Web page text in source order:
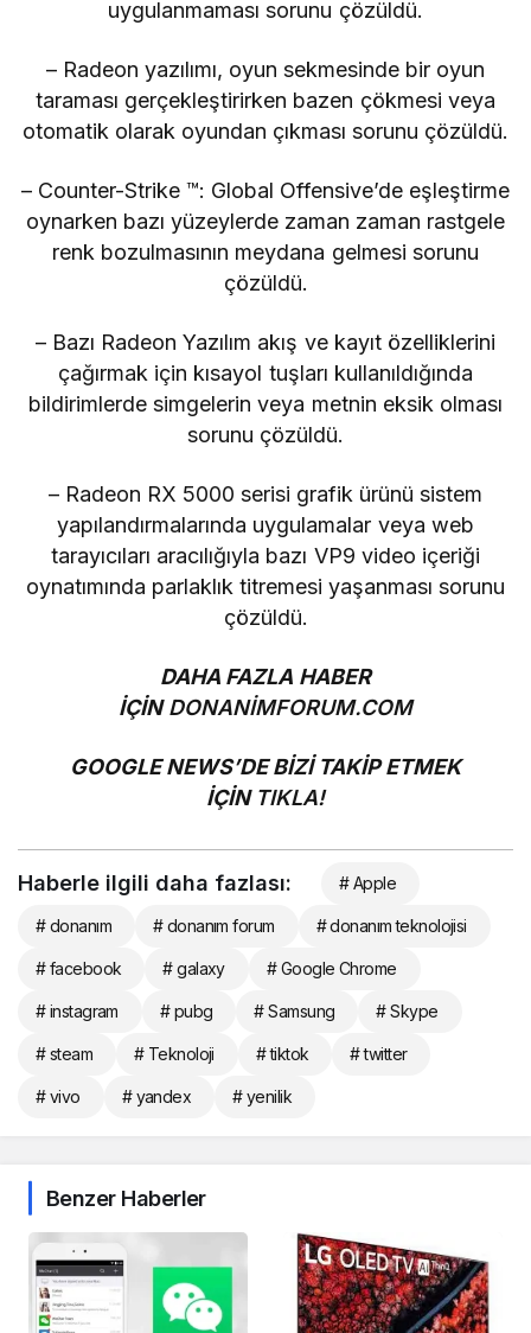
uygulanmaması sorunu çözüldü.
– Radeon yazılımı, oyun sekmesinde bir oyun
taraması gerçekleştirirken bazen çökmesi veya
otomatik olarak oyundan çıkması sorunu çözüldü.
– Counter-Strike ™: Global Offensive’de eşleştirme
oynarken bazı yüzeylerde zaman zaman rastgele
renk bozulmasının meydana gelmesi sorunu
çözüldü.
– Bazı Radeon Yazılım akış ve kayıt özelliklerini
çağırmak için kısayol tuşları kullanıldığında
bildirimlerde simgelerin veya metnin eksik olması
sorunu çözüldü.
– Radeon RX 5000 serisi grafik ürünü sistem
yapılandırmalarında uygulamalar veya web
tarayıcıları aracılığıyla bazı VP9 video içeriği
oynatımında parlaklık titremesi yaşanması sorunu
çözüldü.
DAHA FAZLA HABER
İÇİNDONANİMFORUM.COM
GOOGLE NEWS’DE BİZİ TAKİP ETMEK
İÇİN TIKLA!
Haberle ilgili daha fazlası: # Apple
# donanım # donanım forum # donanım teknolojisi
# facebook # galaxy # Google Chrome
# instagram # pubg # Samsung # Skype
# steam # Teknoloji # tiktok # twitter
# vivo # yandex # yenilik
Benzer Haberler